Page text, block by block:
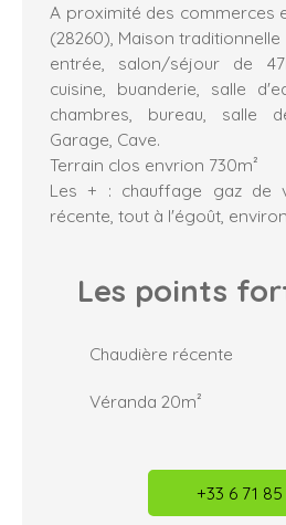
A proximité des commerces
(28260), Maison
entrée, salon/séjour de
cuisine, buanderie, salle
chambres, bureau, salle
Garage, Cave.
Terrain clos envrion 730m²
Les + : chauffage gaz de
récente, tout à l'égoût,
Les points
Chaudière récente
Véranda 20m²
+33 6 71 85